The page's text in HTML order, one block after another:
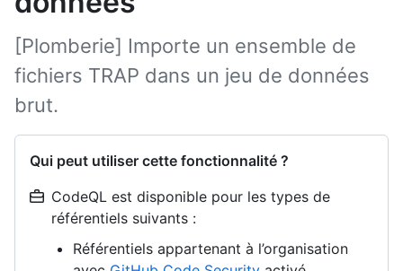
[Plomberie] Importe un ensemble de
fichiers TRAP dans un jeu de données
brut.
Qui peut utiliser cette fonctionnalité ?
CodeQL est disponible pour les types de
référentiels suivants :
Référentiels appartenant à l’organisation